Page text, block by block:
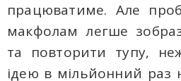
працюватиме. Але
макфолам легше
тa повторити тупу,
ідею в мільйонний раз